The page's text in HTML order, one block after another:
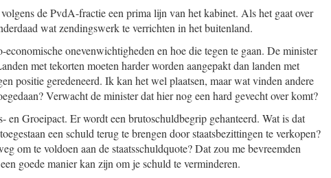
de PvdA-fractie een prima lijn van het kabinet. Als het gaat over
wat zendingswerk te verrichten in het buitenland.
onevenwichtigheden en hoe die tegen te gaan. De minister
met tekorten moeten harder worden aangepakt dan landen met
positie geredeneerd. Ik kan het wel plaatsen, maar wat vinden andere
Verwacht de minister dat hier nog een hard gevecht over komt?
en Groeipact. Er wordt een brutoschuldbegrip gehanteerd. Wat is dat
een schuld terug te brengen door staatsbezittingen te verkopen?
om te voldoen aan de staatsschuldquote? Dat zou me bevreemden
goede manier kan zijn om je schuld te verminderen.